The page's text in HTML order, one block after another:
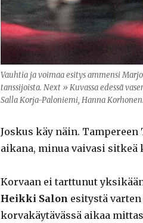
Vauhtia ja voimaa esitys ammensi
tanssijoista. Next » Kuvassa edessä
Salla Korja-Paloniemi, Hanna
Joskus käy näin.
aikana, minua vaivasi sitkeä
Korvaan ei tarttunut
Heikki Salon esitystä
korvakäytävässä aikaa